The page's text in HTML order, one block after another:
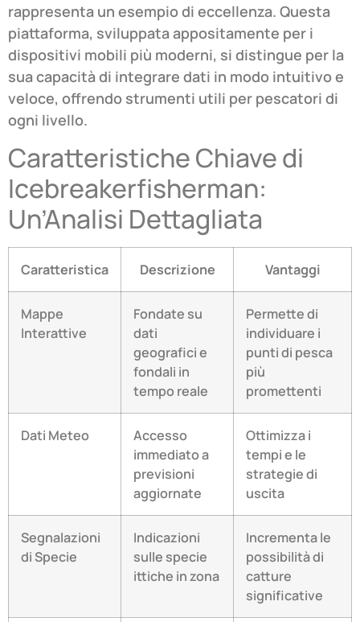
rappresenta un esempio di eccellenza. Questa
piattaforma, sviluppata appositamente per i
dispositivi mobili più moderni, si distingue per la
sua capacità di integrare dati in modo intuitivo e
veloce, offrendo strumenti utili per pescatori di
ogni livello.
Caratteristiche Chiave di
Icebreakerfisherman:
Un’Analisi Dettagliata
Caratteristica Descrizione Vantaggi
Mappe
Interattive
Fondate su
dati
geografici e
fondali in
tempo reale
Permette di
individuare i
punti di pesca
più
promettenti
Dati Meteo
Accesso
immediato a
previsioni
aggiornate
Ottimizza i
tempi e le
strategie di
uscita
Segnalazioni
di Specie
Indicazioni
sulle specie
ittiche in zona
Incrementa le
possibilità di
catture
significative